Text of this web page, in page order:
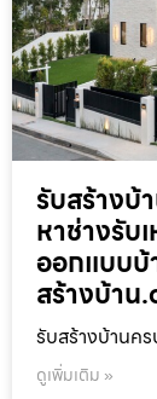
รับสร้างบ้
หาช่างรับ
ออกแบบบ้
สร้างบ้าน
รับสร้างบ้านค
ดูเพิ่มเติม »